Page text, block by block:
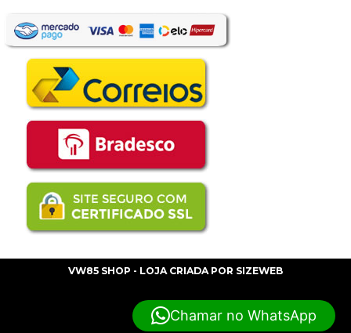
VW85 SHOP - LOJA CRIADA POR SIZEWEB
Chamar no WhatsApp